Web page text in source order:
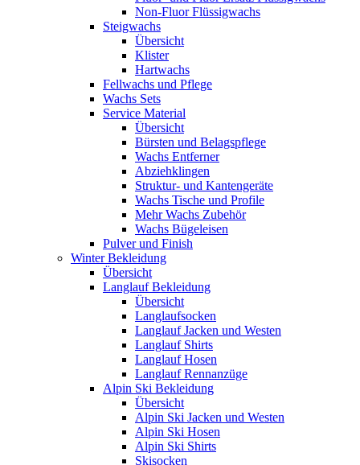
Non-Fluor Flüssigwachs
Steigwachs
Übersicht
Klister
Hartwachs
Fellwachs und Pflege
Wachs Sets
Service Material
Übersicht
Bürsten und Belagspflege
Wachs Entferner
Abziehklingen
Struktur- und Kantengeräte
Wachs Tische und Profile
Mehr Wachs Zubehör
Wachs Bügeleisen
Pulver und Finish
Winter Bekleidung
Übersicht
Langlauf Bekleidung
Übersicht
Langlaufsocken
Langlauf Jacken und Westen
Langlauf Shirts
Langlauf Hosen
Langlauf Rennanzüge
Alpin Ski Bekleidung
Übersicht
Alpin Ski Jacken und Westen
Alpin Ski Hosen
Alpin Ski Shirts
Skisocken